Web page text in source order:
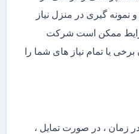
گیری در منزل نیاز
ممکن است شرکت
یا تمام نیاز های شما را
زمان ، در صورت تمایل ،